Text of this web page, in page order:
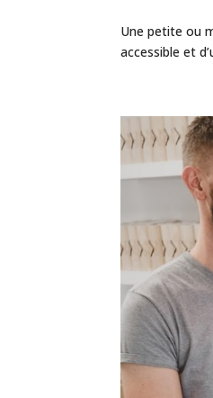
Une petite ou
accessible et